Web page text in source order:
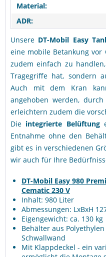
Material:
ADR:
Unsere DT-Mobil Easy
eine mobile Betankung vor
zudem einfach zu
Tragegriffe hat, sondern
Auch mit dem Kran
angehoben werden,
erleichtern zudem die
Die integrierte Belüftung
Entnahme ohne den
gibt es in verschiedenen
wir auch für Ihre
DT-Mobil Easy 980
Cematic 230 V
Inhalt: 980 Liter
Abmessungen: LxBxH
Eigengewicht: ca. 130 kg
Behälter aus
Schwallwand
Mit Klappdeckel - ein